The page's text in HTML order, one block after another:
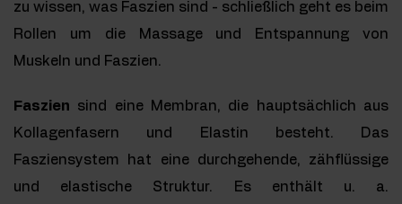
zu wissen, was Faszien sind - schließlich geht es beim
Rollen um die Massage und Entspannung von
Muskeln und Faszien.
Faszien sind eine Membran, die hauptsächlich aus
Kollagenfasern und Elastin besteht. Das
Fasziensystem hat eine durchgehende, zähflüssige
und elastische Struktur. Es enthält u. a.